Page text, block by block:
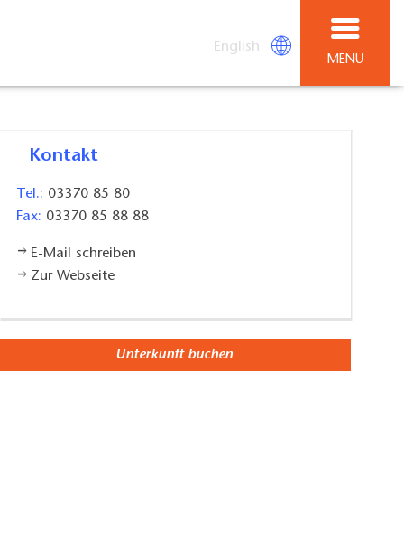
English
MENÜ
Kontakt
Tel.: 03370 85 80
Fax: 03370 85 88 88
E-Mail schreiben
Zur Webseite
Unterkunft buchen